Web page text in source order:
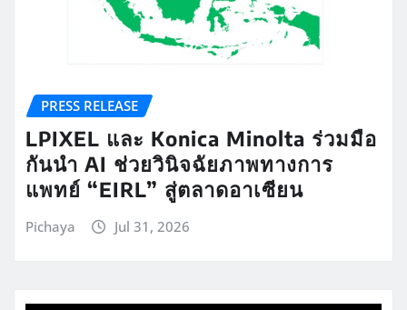
PRESS RELEASE
LPIXEL และ Konica Minolta ร่วมมือ
กันนำ AI ช่วยวินิจฉัยภาพทางการ
แพทย์ “EIRL” สู่ตลาดอาเซียน
Pichaya Jul 31, 2026